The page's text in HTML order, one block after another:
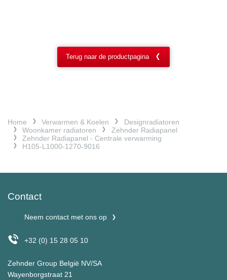
Terug naar de productpagina
Home Verwarmen & Koelen
Designradiatoren
Woonkamer radiatoren
Zehnder Radiapanel
Zehnder Radiapanel - Centrale verwarming
H105-L1000-1270-9016
Contact
Neem contact met ons op
+32 (0) 15 28 05 10
Zehnder Group België NV/SA
Wayenborgstraat 21